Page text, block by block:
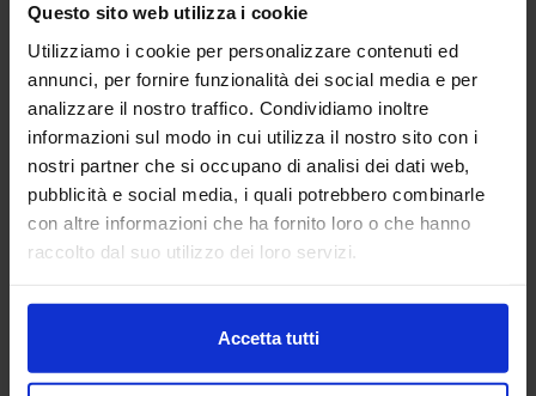
Questo sito web utilizza i cookie
Utilizziamo i cookie per personalizzare contenuti ed
annunci, per fornire funzionalità dei social media e per
analizzare il nostro traffico. Condividiamo inoltre
informazioni sul modo in cui utilizza il nostro sito con i
nostri partner che si occupano di analisi dei dati web,
pubblicità e social media, i quali potrebbero combinarle
con altre informazioni che ha fornito loro o che hanno
raccolto dal suo utilizzo dei loro servizi.
Accetta tutti
Padiglione:
Aggiungi ai preferiti
Vai alla scheda